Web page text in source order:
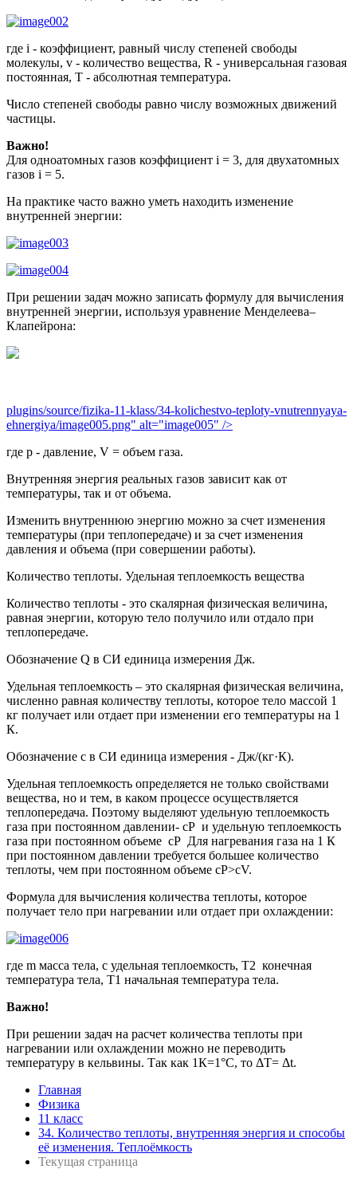
где i - коэффициент, равный числу степеней свободы
молекулы, v - количество вещества, R - универсальная газовая
постоянная, T - абсолютная температура.
Число степеней свободы равно числу возможных движений
частицы.
Важно!
Для одноатомных газов коэффициент i = 3, для двухатомных
газов i = 5.
На практике часто важно уметь находить изменение
внутренней энергии:
При решении задач можно записать формулу для вычисления
внутренней энергии, используя уравнение Менделеева–
Клапейрона:
plugins/source/fizika-11-klass/34-kolichestvo-teploty-vnutrennyaya-
ehnergiya/image005.png" alt="image005" />
где p - давление, V = объем газа.
Внутренняя энергия реальных газов зависит как от
температуры, так и от объема.
Изменить внутреннюю энергию можно за счет изменения
температуры (при теплопередаче) и за счет изменения
давления и объема (при совершении работы).
Количество теплоты. Удельная теплоемкость вещества
Количество теплоты - это скалярная физическая величина,
равная энергии, которую тело получило или отдало при
теплопередаче.
Обозначение Q в СИ единица измерения Дж.
Удельная теплоемкость – это скалярная физическая величина,
численно равная количеству теплоты, которое тело массой 1
кг получает или отдает при изменении его температуры на 1
К.
Обозначение c в СИ единица измерения - Дж/(кг·К).
Удельная теплоемкость определяется не только свойствами
вещества, но и тем, в каком процессе осуществляется
теплопередача. Поэтому выделяют удельную теплоемкость
газа при постоянном давлении- cP и удельную теплоемкость
газа при постоянном объеме cP Для нагревания газа на 1 К
при постоянном давлении требуется большее количество
теплоты, чем при постоянном объеме cP>cV.
Формула для вычисления количества теплоты, которое
получает тело при нагревании или отдает при охлаждении:
где m масса тела, c удельная теплоемкость, T2 конечная
температура тела, T1 начальная температура тела.
Важно!
При решении задач на расчет количества теплоты при
нагревании или охлаждении можно не переводить
температуру в кельвины. Так как 1К=1°С, то ΔT= Δt.
Главная
Физика
11 класс
34. Количество теплоты, внутренняя энергия и способы
её изменения. Теплоёмкость
Текущая страница